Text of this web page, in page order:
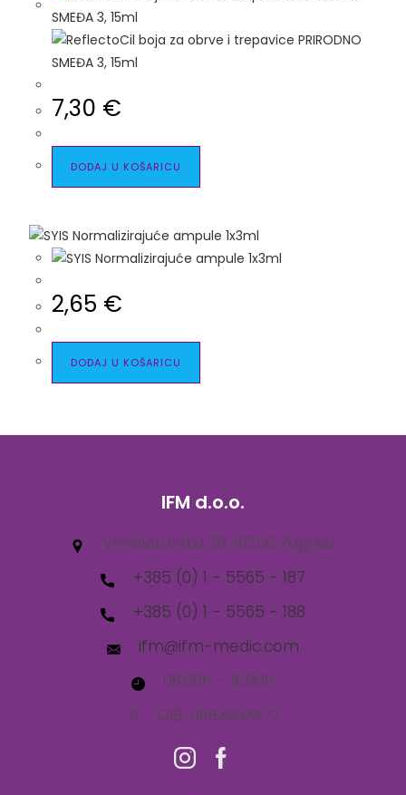
7,30 €
DODAJ U KOŠARICU
2,65 €
DODAJ U KOŠARICU
IFM d.o.o.
Ventilatorska 20, 10250 Zagreb
+385 (0) 1 - 5565 - 187
+385 (0) 1 - 5565 - 188
ifm@ifm-medic.com
08:00h - 16:00h
OIB: 01193993672